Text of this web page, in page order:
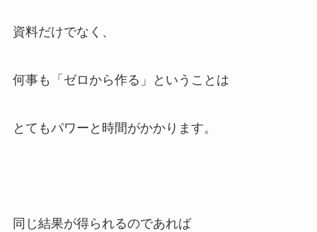
資料だけでなく、
何事も「ゼロから作る」ということは
とてもパワーと時間がかかります。
同じ結果が得られるのであれば